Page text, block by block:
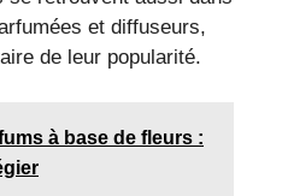
et diffuseurs,
de leur popularité.
à base de fleurs :